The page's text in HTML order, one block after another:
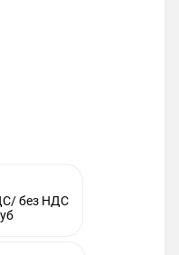
без НДС